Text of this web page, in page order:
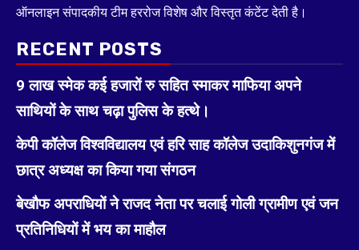
ऑनलाइन संपादकीय टीम हररोज विशेष और विस्तृत कंटेंट देती है।
RECENT POSTS
9 लाख स्मेक कई हजारों रु सहित स्माकर माफिया अपने
साथियों के साथ चढ़ा पुलिस के हत्थे।
केपी कॉलेज विश्वविद्यालय एवं हरि साह कॉलेज उदाकिशुनगंज में
छात्र अध्यक्ष का किया गया संगठन
बेखौफ अपराधियों ने राजद नेता पर चलाई गोली ग्रामीण एवं जन
प्रतिनिधियों में भय का माहौल